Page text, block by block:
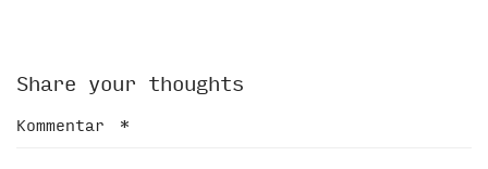
Share your thoughts
Kommentar *